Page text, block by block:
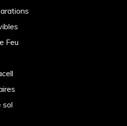
Feu
sol